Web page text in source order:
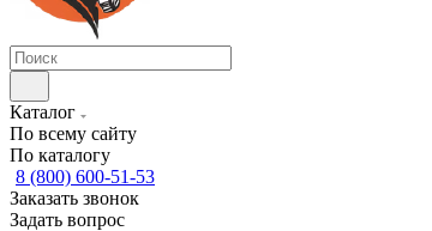
Каталог
По всему сайту
По каталогу
8 (800) 600-51-53
Заказать звонок
Задать вопрос